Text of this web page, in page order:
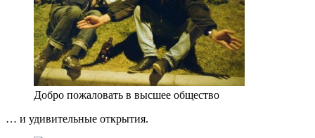
Добро пожаловать в высшее общество
… и удивительные открытия.